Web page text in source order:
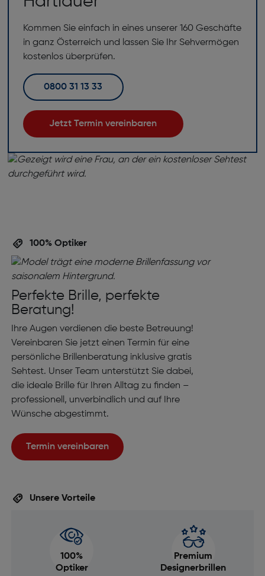
Kommen Sie einfach in eines unserer 160 Geschäfte
in ganz Österreich und lassen Sie Ihr Sehvermögen
kostenlos überprüfen.
0800 31 13 33
Jetzt Termin vereinbaren
100% Optiker
Perfekte Brille, perfekte
Beratung!
Ihre Augen verdienen die beste Betreuung!
Vereinbaren Sie jetzt einen Termin für eine
persönliche Brillenberatung inklusive gratis
Sehtest. Unser Team unterstützt Sie dabei,
die ideale Brille für Ihren Alltag zu finden –
professionell, unverbindlich und auf Ihre
Wünsche abgestimmt.
Termin vereinbaren
Unsere Vorteile
100%
Optiker
Premium
Designerbrillen